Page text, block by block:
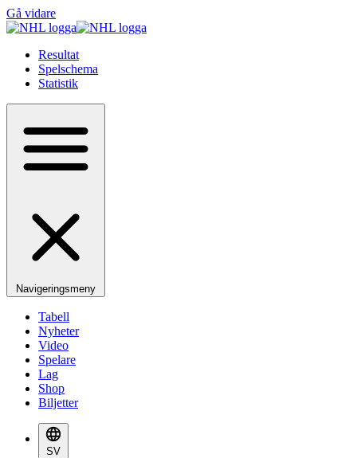
Gå vidare
Resultat
Spelschema
Statistik
Navigeringsmeny
Tabell
Nyheter
Video
Spelare
Lag
Shop
Biljetter
SV